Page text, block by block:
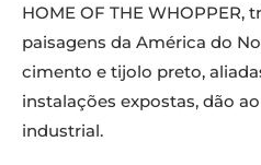
HOME OF THE WHOPPER,
paisagens da América do
cimento e tijolo preto,
instalações expostas, dão
industrial.